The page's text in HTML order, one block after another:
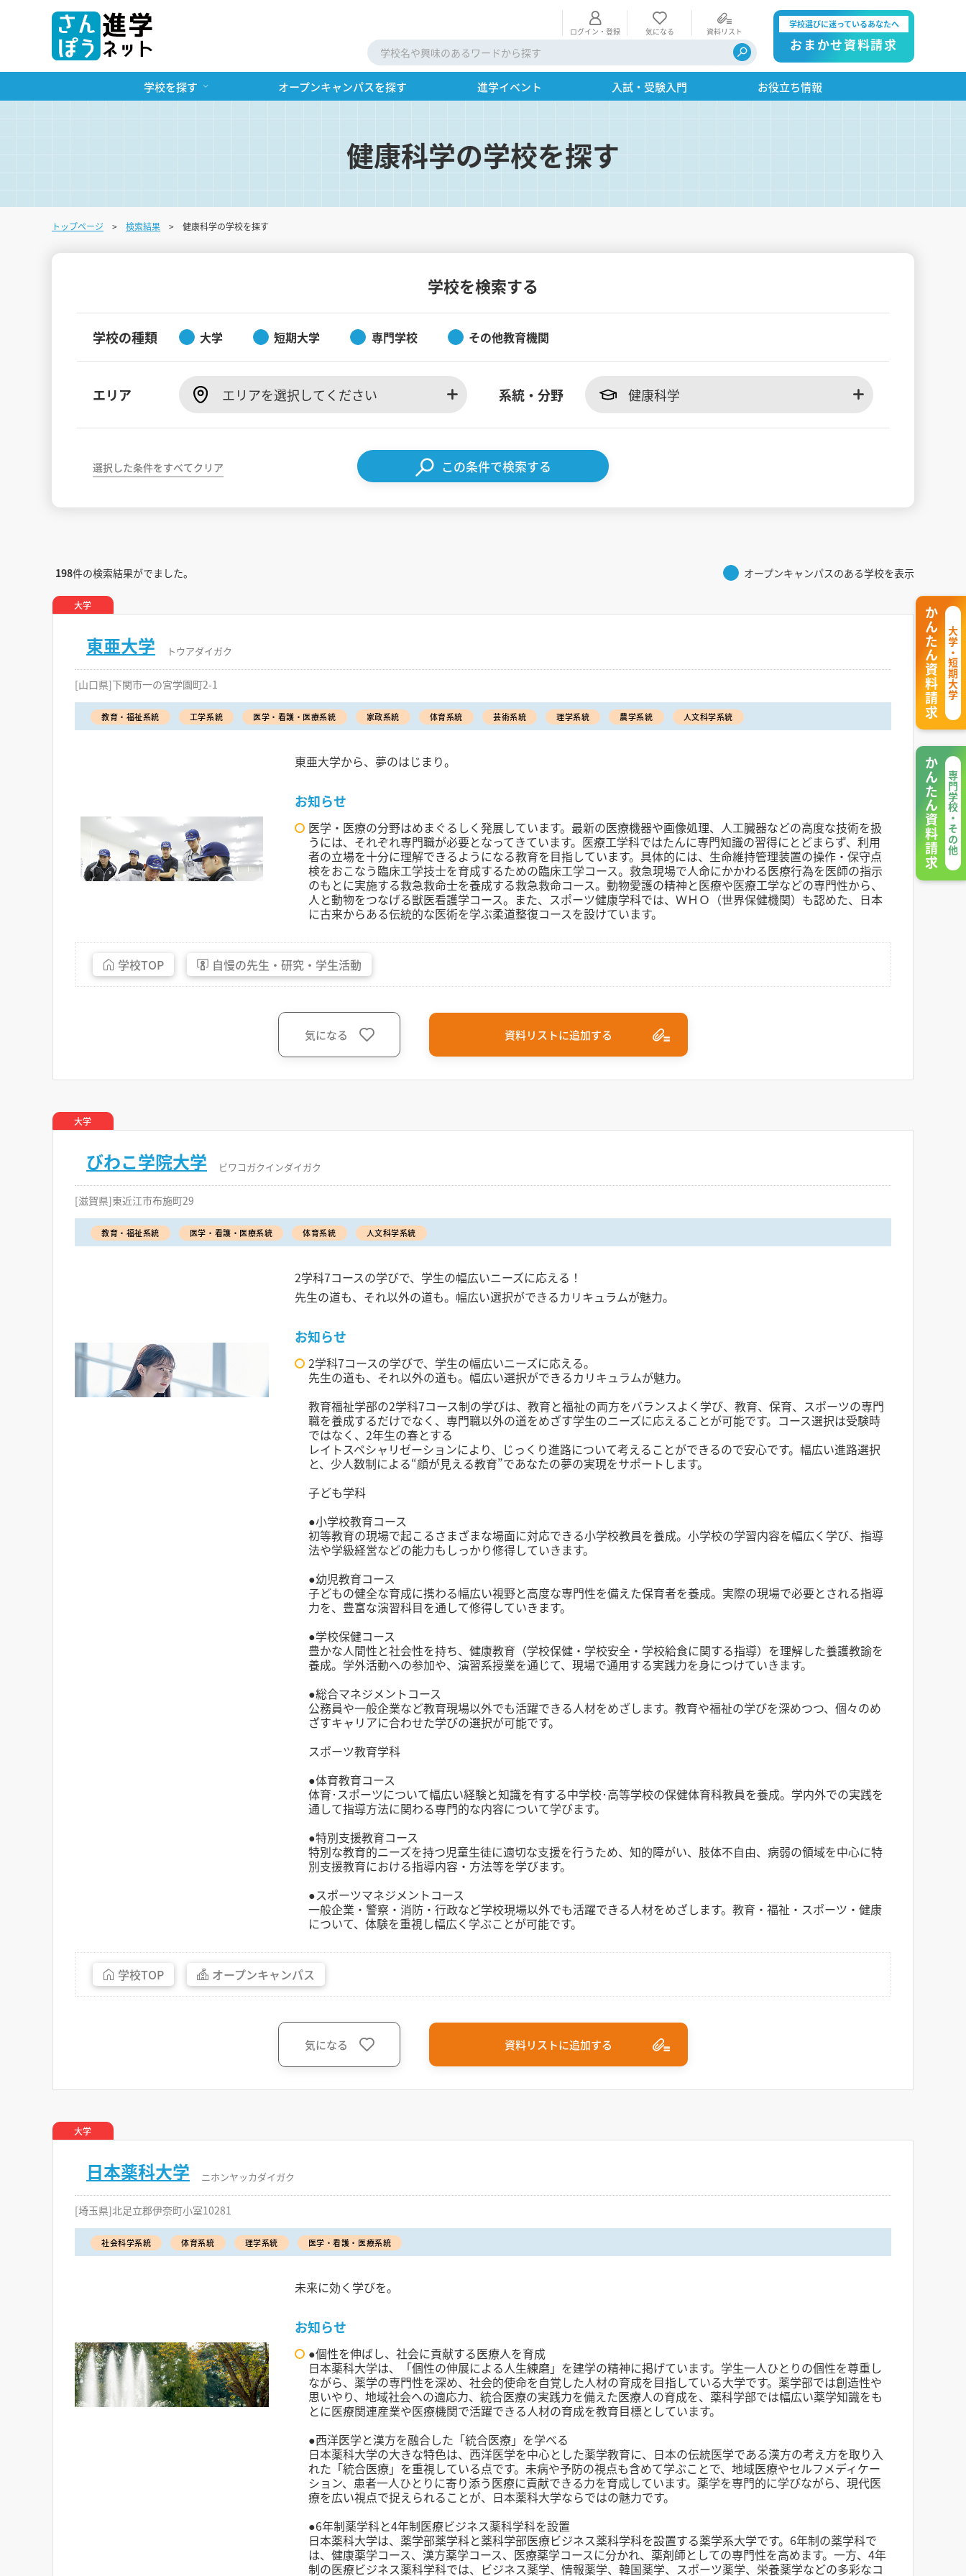
ログイン・登録 気になる 資料リスト
学校選びに迷っているあなたへ
おまかせ資料請求
学校を探す オープンキャンパスを探す 進学イベント 入試・受験入門 お役立ち情報
健康科学の学校を探す
トップページ 検索結果 健康科学の学校を探す
学校を検索する
学校の種類 大学 短期大学 専門学校 その他教育機関
エリア エリアを選択してください 系統・分野 健康科学
この条件で検索する
選択した条件をすべてクリア
198件の検索結果がでました。 オープンキャンパスのある学校を表示
大学
東亜大学 トウアダイガク
[山口県]下関市一の宮学園町2-1
教育・福祉系統 工学系統 医学・看護・医療系統 家政系統 体育系統 芸術系統 理学系統 農学系統 人文科学系統
東亜大学から、夢のはじまり。
お知らせ
医学・医療の分野はめまぐるしく発展しています。最新の医療機器や画像処理、人工臓器などの高度な技術を扱
うには、それぞれ専門職が必要となってきています。医療工学科ではたんに専門知識の習得にとどまらず、利用
者の立場を十分に理解できるようになる教育を目指しています。具体的には、生命維持管理装置の操作・保守点
検をおこなう臨床工学技士を育成するための臨床工学コース。救急現場で人命にかかわる医療行為を医師の指示
のもとに実施する救急救命士を養成する救急救命コース。動物愛護の精神と医療や医療工学などの専門性から、
人と動物をつなげる獣医看護学コース。また、スポーツ健康学科では、ＷＨＯ（世界保健機関）も認めた、日本
に古来からある伝統的な医術を学ぶ柔道整復コースを設けています。
学校TOP 自慢の先生・ 研究・ 学生活動
気になる 資料リストに追加する
大学
びわこ学院大学 ビワコガクインダイガク
[滋賀県]東近江市布施町29
教育・福祉系統 医学・看護・医療系統 体育系統 人文科学系統
2学科7コースの学びで、学生の幅広いニーズに応える！
先生の道も、それ以外の道も。幅広い選択ができるカリキュラムが魅力。
お知らせ
2学科7コースの学びで、学生の幅広いニーズに応える。
先生の道も、それ以外の道も。幅広い選択ができるカリキュラムが魅力。
教育福祉学部の2学科7コース制の学びは、教育と福祉の両方をバランスよく学び、教育、保育、スポーツの専門
職を養成するだけでなく、専門職以外の道をめざす学生のニーズに応えることが可能です。コース選択は受験時
ではなく、2年生の春とする
レイトスペシャリゼーションにより、じっくり進路について考えることができるので安心です。幅広い進路選択
と、少人数制による“顔が見える教育”であなたの夢の実現をサポートします。
子ども学科
●小学校教育コース
初等教育の現場で起こるさまざまな場面に対応できる小学校教員を養成。小学校の学習内容を幅広く学び、指導
法や学級経営などの能力もしっかり修得していきます。
●幼児教育コース
子どもの健全な育成に携わる幅広い視野と高度な専門性を備えた保育者を養成。実際の現場で必要とされる指導
力を、豊富な演習科目を通して修得していきます。
●学校保健コース
豊かな人間性と社会性を持ち、健康教育（学校保健・学校安全・学校給食に関する指導）を理解した養護教諭を
養成。学外活動への参加や、演習系授業を通じて、現場で通用する実践力を身につけていきます。
●総合マネジメントコース
公務員や一般企業など教育現場以外でも活躍できる人材をめざします。教育や福祉の学びを深めつつ、個々のめ
ざすキャリアに合わせた学びの選択が可能です。
スポーツ教育学科
●体育教育コース
体育･スポーツについて幅広い経験と知識を有する中学校･高等学校の保健体育科教員を養成。学内外での実践を
通して指導方法に関わる専門的な内容について学びます。
●特別支援教育コース
特別な教育的ニーズを持つ児童生徒に適切な支援を行うため、知的障がい、肢体不自由、病弱の領域を中心に特
別支援教育における指導内容・方法等を学びます。
●スポーツマネジメントコース
一般企業・警察・消防・行政など学校現場以外でも活躍できる人材をめざします。教育・福祉・スポーツ・健康
について、体験を重視し幅広く学ぶことが可能です。
学校TOP オープンキャンパス
気になる 資料リストに追加する
大学
日本薬科大学 ニホンヤッカダイガク
[埼玉県]北足立郡伊奈町小室10281
社会科学系統 体育系統 理学系統 医学・看護・医療系統
未来に効く学びを。
お知らせ
●個性を伸ばし、社会に貢献する医療人を育成
日本薬科大学は、「個性の伸展による人生練磨」を建学の精神に掲げています。学生一人ひとりの個性を尊重し
ながら、薬学の専門性を深め、社会的使命を自覚した人材の育成を目指している大学です。薬学部では創造性や
思いやり、地域社会への適応力、統合医療の実践力を備えた医療人の育成を、薬科学部では幅広い薬学知識をも
とに医療関連産業や医療機関で活躍できる人材の育成を教育目標としています。
●西洋医学と漢方を融合した「統合医療」を学べる
日本薬科大学の大きな特色は、西洋医学を中心とした薬学教育に、日本の伝統医学である漢方の考え方を取り入
れた「統合医療」を重視している点です。未病や予防の視点も含めて学ぶことで、地域医療やセルフメディケー
ション、患者一人ひとりに寄り添う医療に貢献できる力を育成しています。薬学を専門的に学びながら、現代医
療を広い視点で捉えられることが、日本薬科大学ならではの魅力です。
●6年制薬学科と4年制医療ビジネス薬科学科を設置
日本薬科大学は、薬学部薬学科と薬科学部医療ビジネス薬科学科を設置する薬学系大学です。6年制の薬学科で
は、健康薬学コース、漢方薬学コース、医療薬学コースに分かれ、薬剤師としての専門性を高めます。一方、4年
制の医療ビジネス薬科学科では、ビジネス薬学、情報薬学、韓国薬学、スポーツ薬学、栄養薬学などの多彩なコ
大学・短期大学
かんたん資料請求
専門学校・その他
かんたん資料請求